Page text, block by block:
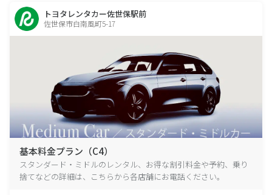
トヨタレンタカー佐世保駅前
佐世保市白南風町5-17
基本料金プラン（C4）
スタンダード・ミドルのレンタル、お得な割引料金や予約、乗り
捨てなどの詳細は、こちらから各店舗にお電話ください。